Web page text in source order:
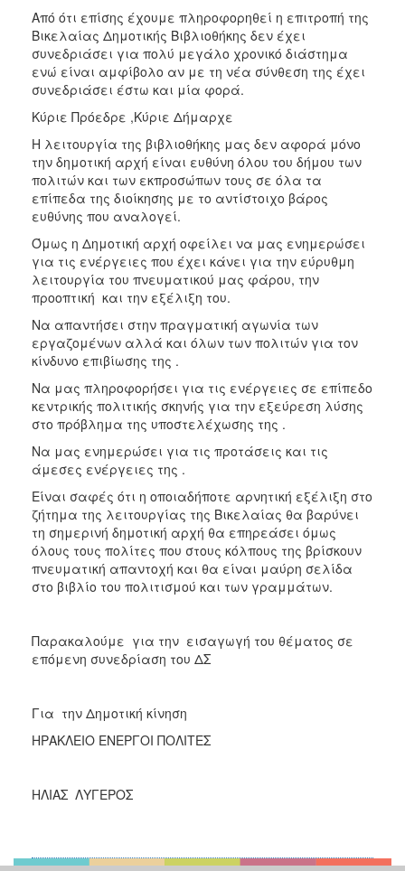
Από ότι επίσης έχουμε πληροφορηθεί η επιτροπή της
Βικελαίας Δημοτικής Βιβλιοθήκης δεν έχει
συνεδριάσει για πολύ μεγάλο χρονικό διάστημα
ενώ είναι αμφίβολο αν με τη νέα σύνθεση της έχει
συνεδριάσει έστω και μία φορά.
Κύριε Πρόεδρε ,Κύριε Δήμαρχε
Η λειτουργία της βιβλιοθήκης μας δεν αφορά μόνο
την δημοτική αρχή είναι ευθύνη όλου του δήμου των
πολιτών και των εκπροσώπων τους σε όλα τα
επίπεδα της διοίκησης με το αντίστοιχο βάρος
ευθύνης που αναλογεί.
Όμως η Δημοτική αρχή οφείλει να μας ενημερώσει
για τις ενέργειες που έχει κάνει για την εύρυθμη
λειτουργία του πνευματικού μας φάρου, την
προοπτική και την εξέλιξη του.
Να απαντήσει στην πραγματική αγωνία των
εργαζομένων αλλά και όλων των πολιτών για τον
κίνδυνο επιβίωσης της .
Να μας πληροφορήσει για τις ενέργειες σε επίπεδο
κεντρικής πολιτικής σκηνής για την εξεύρεση λύσης
στο πρόβλημα της υποστελέχωσης της .
Να μας ενημερώσει για τις προτάσεις και τις
άμεσες ενέργειες της .
Είναι σαφές ότι η οποιαδήποτε αρνητική εξέλιξη στο
ζήτημα της λειτουργίας της Βικελαίας θα βαρύνει
τη σημερινή δημοτική αρχή θα επηρεάσει όμως
όλους τους πολίτες που στους κόλπους της βρίσκουν
πνευματική απαντοχή και θα είναι μαύρη σελίδα
στο βιβλίο του πολιτισμού και των γραμμάτων.
Παρακαλούμε για την εισαγωγή του θέματος σε
επόμενη συνεδρίαση του ΔΣ
Για την Δημοτική κίνηση
ΗΡΑΚΛΕΙΟ ΕΝΕΡΓΟΙ ΠΟΛΙΤΕΣ
ΗΛΙΑΣ ΛΥΓΕΡΟΣ